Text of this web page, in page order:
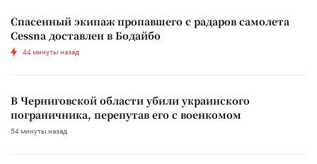
Спасенный экипаж пропавшего с радаров самолета
Cessna доставлен в Бодайбо
44 минуты назад
В Черниговской области убили украинского
пограничника, перепутав его с военкомом
54 минуты назад